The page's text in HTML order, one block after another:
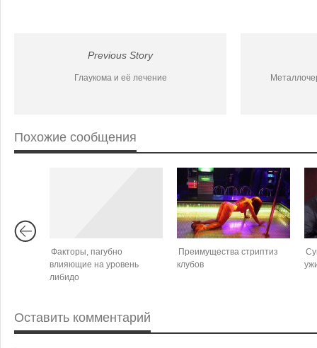
Previous Story
Глаукома и её лечение
Похожие сообщения
Факторы, пагубно
влияющие на уровень
либидо
Преимущества стриптиз
клубов
Оставить комментарий